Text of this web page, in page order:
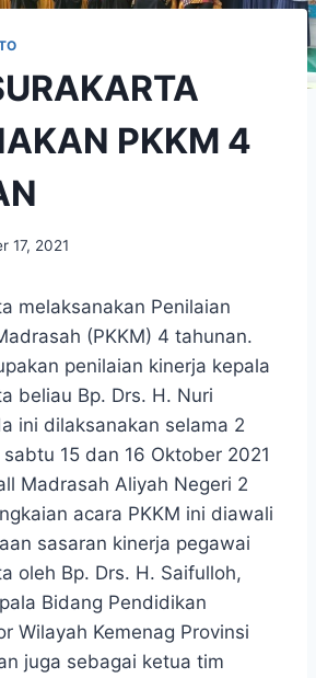
PKKM 4
17, 2021
melaksanakan Penilaian
(PKKM) 4 tahunan.
penilaian kinerja kepala
beliau Bp. Drs. H. Nuri
ini dilaksanakan selama 2
15 dan 16 Oktober 2021
Madrasah Aliyah Negeri 2
acara PKKM ini diawali
sasaran kinerja pegawai
oleh Bp. Drs. H. Saifulloh,
Bidang Pendidikan
Wilayah Kemenag Provinsi
juga sebagai ketua tim